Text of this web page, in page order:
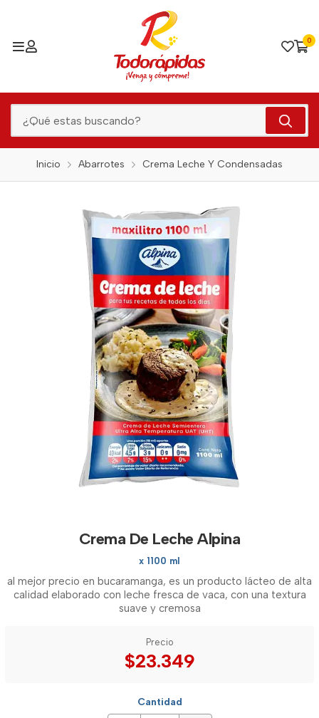
0
Inicio Abarrotes Crema Leche Y Condensadas
Crema De Leche Alpina
x 1100 ml
al mejor precio en bucaramanga, es un producto lácteo de alta
calidad elaborado con leche fresca de vaca, con una textura
suave y cremosa
Precio
$23.349
Cantidad